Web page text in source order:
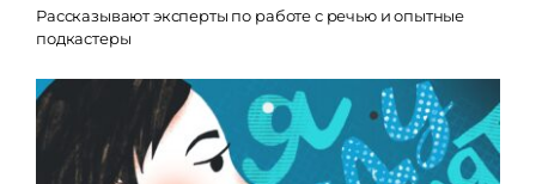
Рассказывают эксперты по работе с речью и опытные
подкастеры